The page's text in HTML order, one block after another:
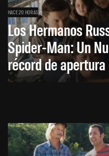
HACE 20 HORAS
Los Hermanos
Spider-Man: Un
récord de apertura